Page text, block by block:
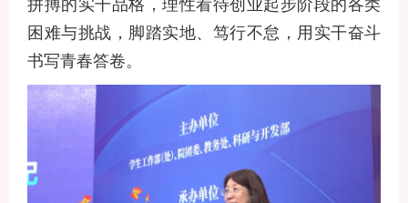
拼搏的实干品格，理性看待创业起步阶段的各类
困难与挑战，脚踏实地、笃行不怠，用实干奋斗
书写青春答卷。